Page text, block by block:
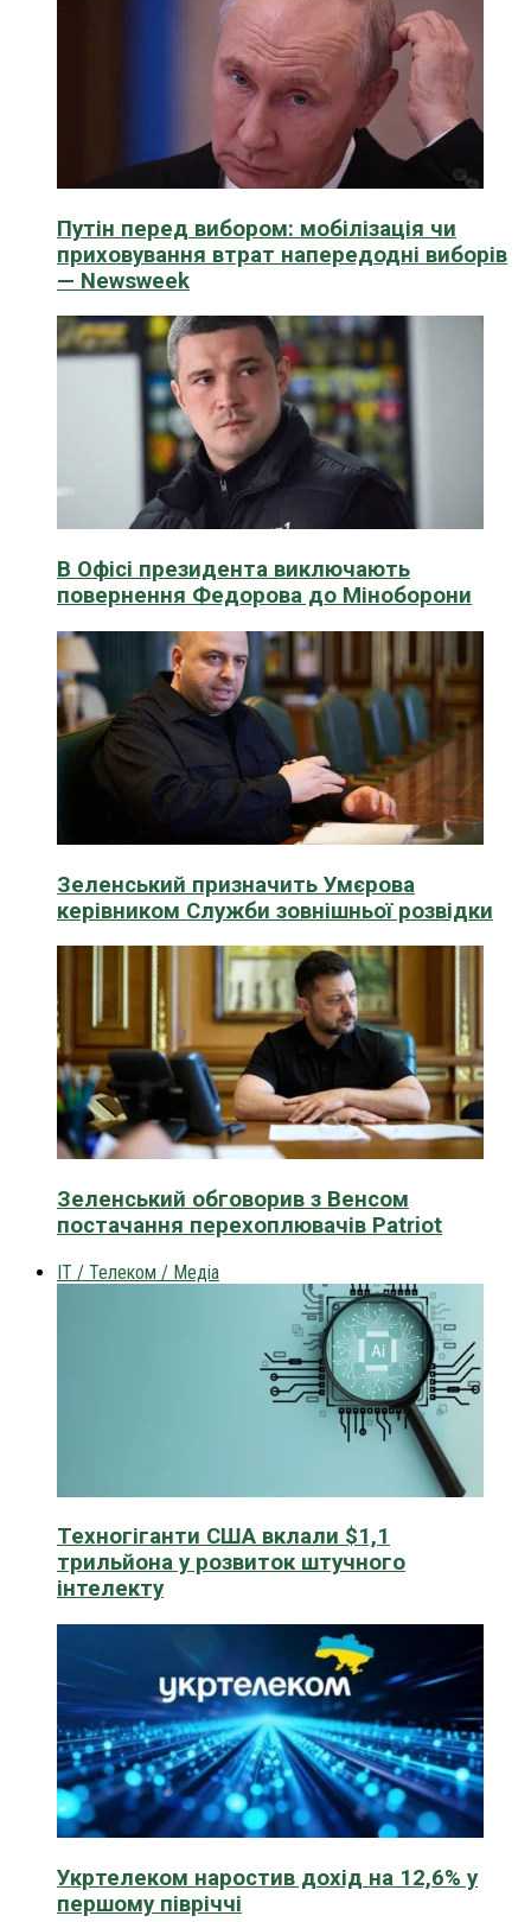
Путін перед вибором: мобілізація чи
приховування втрат напередодні виборів
— Newsweek
В Офісі президента виключають
повернення Федорова до Міноборони
Зеленський призначить Умєрова
керівником Служби зовнішньої розвідки
Зеленський обговорив з Венсом
постачання перехоплювачів Patriot
IT / Телеком / Медіа
Техногіганти США вклали $1,1
трильйона у розвиток штучного
інтелекту
Укртелеком наростив дохід на 12,6% у
першому півріччі